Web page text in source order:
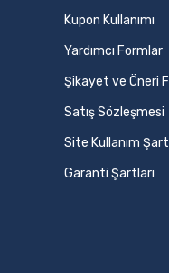
Kupon Kullanımı
Yardımcı Formlar
Şikayet ve Öneri
Satış Sözleşmesi
Site Kullanım
Garanti Şartları